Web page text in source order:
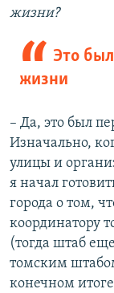
жизни?
Это
жизни
– Да, это был
Изначально,
улицы и
я начал
города о том,
координатору
(тогда штаб
томским
конечном